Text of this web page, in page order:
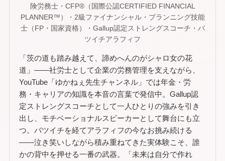
険労務士・CFP®（国際公認CERTIFIED FINANCIAL
PLANNER™）・2級ファイナンシャル・プランニング技能
士（FP・国家資格）・Gallup認定ストレングスコーチ・バ
ツイチアラフィフ
「茨の道も踏み越えて、諦めへんのがシャロ女の花
道」——社労士として企業の労務管理を支えながら、
YouTube「ゆかねぇ先生チャンネル」では年金・労
務・キャリアの知識を本音の言葉で発信中。Gallup認
定ストレングスコーチとして一人ひとりの強みを引き
出し、モチベーショナルスピーカーとして舞台にも立
つ。バツイチを経てアラフィフの今なお挑み続ける
——泣き笑いしながら積み重ねてきた実体験こそ、誰
かの背中を押せる一番の武器。「未来は自分で作れ